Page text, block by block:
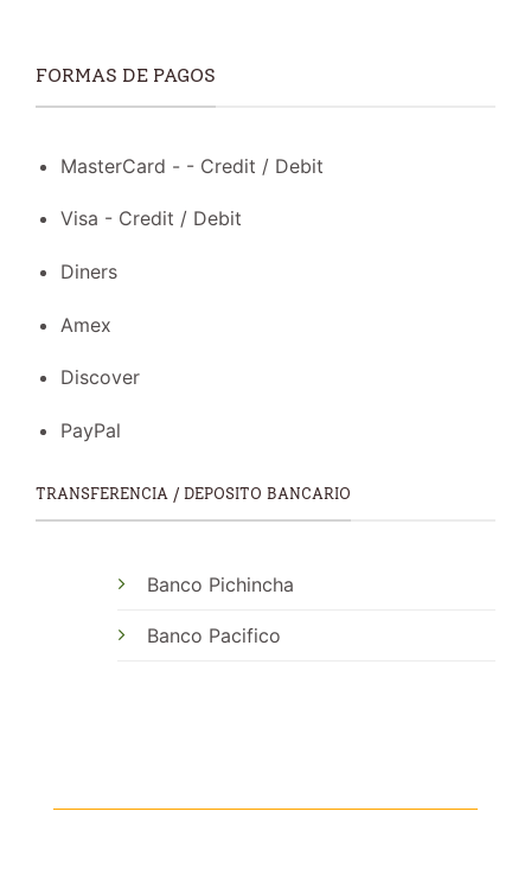
FORMAS DE PAGOS
MasterCard - - Credit / Debit
Visa - Credit / Debit
Diners
Amex
Discover
PayPal
TRANSFERENCIA / DEPOSITO BANCARIO
Banco Pichincha
Banco Pacifico